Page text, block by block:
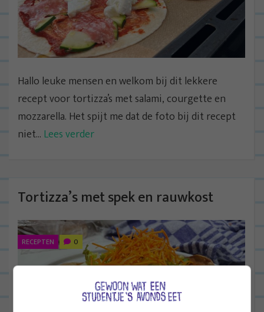
Hallo leuke mensen en welkom bij dit lekkere
recept voor tortizza’s met salami, courgette en
mozzarella. Het spijt me dat de foto bij dit recept
niet... Lees verder
Tortizza’s met spek en rauwkost
RECEPTEN 0